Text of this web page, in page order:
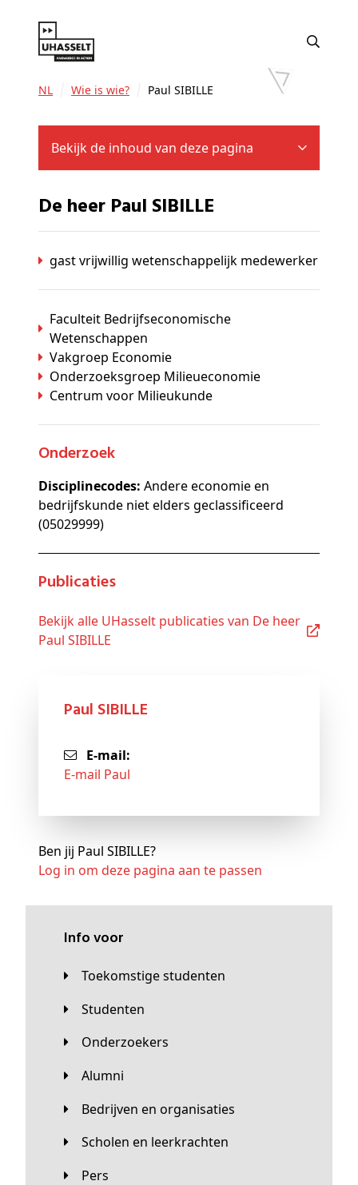
NL Wie is wie? Paul SIBILLE
Bekijk de inhoud van deze pagina
De heer Paul SIBILLE
gast vrijwillig wetenschappelijk medewerker
Faculteit Bedrijfseconomische
Wetenschappen
Vakgroep Economie
Onderzoeksgroep Milieueconomie
Centrum voor Milieukunde
Onderzoek
Disciplinecodes: Andere economie en
bedrijfskunde niet elders geclassificeerd
(05029999)
Publicaties
Bekijk alle UHasselt publicaties van De heer
Paul SIBILLE
Paul SIBILLE
E-mail:
E-mail Paul
Ben jij Paul SIBILLE?
Log in om deze pagina aan te passen
Info voor
Toekomstige studenten
Studenten
Onderzoekers
Alumni
Bedrijven en organisaties
Scholen en leerkrachten
Pers